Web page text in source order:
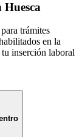
Huesca
trámites
en la
inserción laboral